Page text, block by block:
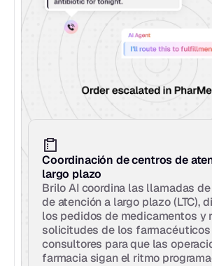
Coordinación de centros de
largo plazo
Brilo AI coordina las llamadas
de atención a largo plazo (LTC),
los pedidos de medicamentos y
solicitudes de los farmacéuticos
consultores para que las
farmacia sigan el ritmo